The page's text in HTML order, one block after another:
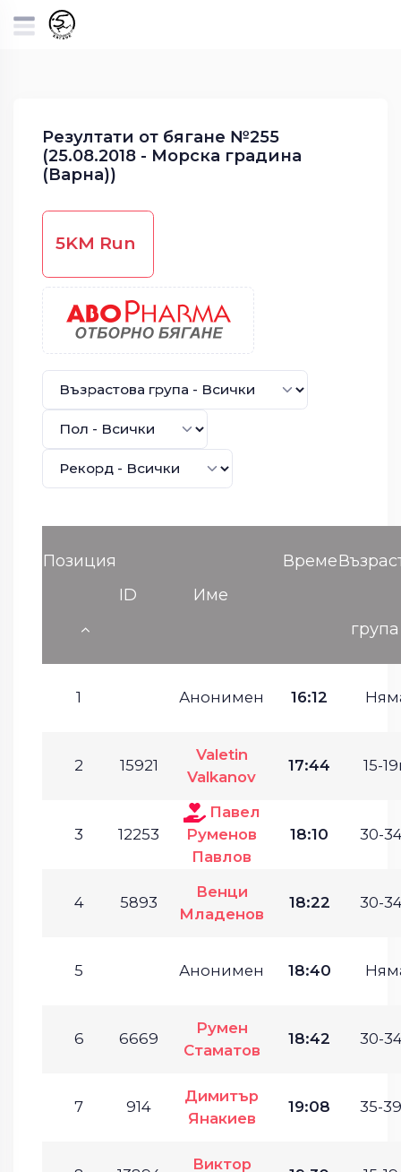
Резултати от бягане №255
(25.08.2018 - Морска градина
(Варна))
5KM Run
Позиция
ID
Име
Време
група
1 Анонимен 16:12
2 15921
Valetin
Valkanov
17:44 15-
3 12253
Павел
Руменов
Павлов
18:10 30-
4 5893
Венци
Младенов
18:22 30-
5 Анонимен 18:40
6 6669
Румен
Стаматов
18:42 30-
7 914
Димитър
Янакиев
19:08 35-
Виктор